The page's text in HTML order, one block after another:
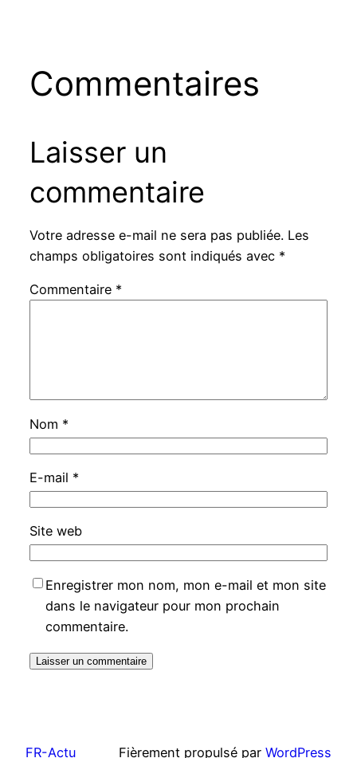
Commentaires
Laisser un
commentaire
Votre adresse e-mail ne sera pas publiée. Les
champs obligatoires sont indiqués avec *
Commentaire *
Nom *
E-mail *
Site web
Enregistrer mon nom, mon e-mail et mon site
dans le navigateur pour mon prochain
commentaire.
FR-Actu Fièrement propulsé par WordPress